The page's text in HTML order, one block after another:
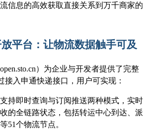
信息的高效获取直接关系到万千商家的
平台：让物流数据触手可及
open.sto.cn）为企业与开发者提供了完整
接入申通快递接口，用户可实现：
支持即时查询与订阅推送两种模式，实时
的全链路状态，包括转运中心到达、派
51个物流节点。